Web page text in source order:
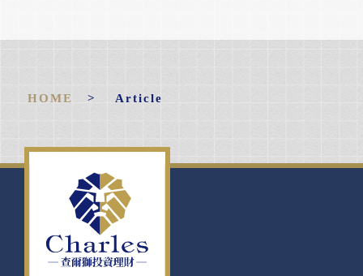
HOME > Article